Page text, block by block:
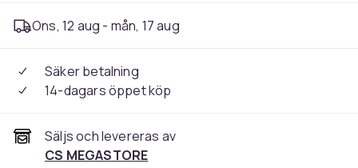
Ons, 12 aug - mån, 17 aug
Säker betalning
14-dagars öppet köp
Säljs och levereras av
CS MEGASTORE